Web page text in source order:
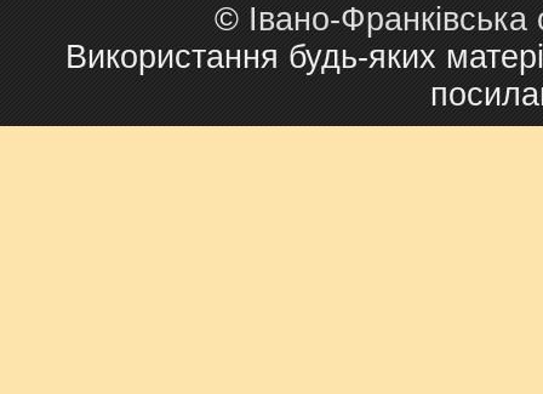
© Івано-
Використання будь-яких